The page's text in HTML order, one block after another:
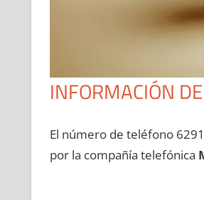
INFORMACIÓN
El número dе teléfono
pοr la compañía telefónica